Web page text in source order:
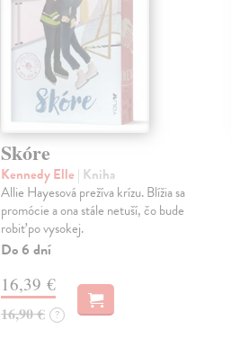
Skóre
Kennedy Elle | Kniha
Allie Hayesová prežíva krízu. Blížia sa
promócie a ona stále netuší, čo bude
robiť po vysokej.
Do 6 dní
16,39 €
16,90 € ?